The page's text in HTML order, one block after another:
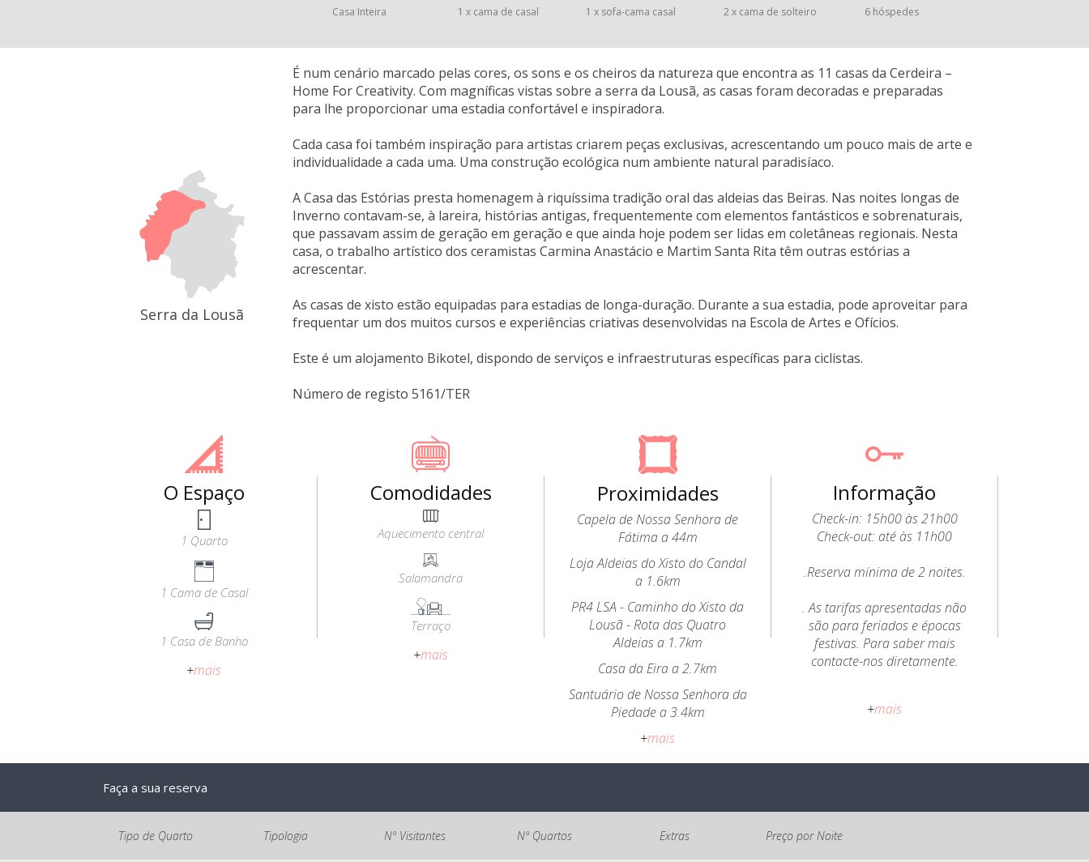
Casa Inteira 1 x cama de casal 1 x sofa-cama casal 2 x cama de solteiro 6 hóspedes
Serra da Lousã
É num cenário marcado pelas cores, os sons e os cheiros da natureza que encontra as 11 casas da Cerdeira –
Home For Creativity. Com magníficas vistas sobre a serra da Lousã, as casas foram decoradas e preparadas
para lhe proporcionar uma estadia confortável e inspiradora.
Cada casa foi também inspiração para artistas criarem peças exclusivas, acrescentando um pouco mais de arte e
individualidade a cada uma. Uma construção ecológica num ambiente natural paradisíaco.
A Casa das Estórias presta homenagem à riquíssima tradição oral das aldeias das Beiras. Nas noites longas de
Inverno contavam-se, à lareira, histórias antigas, frequentemente com elementos fantásticos e sobrenaturais,
que passavam assim de geração em geração e que ainda hoje podem ser lidas em coletâneas regionais. Nesta
casa, o trabalho artístico dos ceramistas Carmina Anastácio e Martim Santa Rita têm outras estórias a
acrescentar.
As casas de xisto estão equipadas para estadias de longa-duração. Durante a sua estadia, pode aproveitar para
frequentar um dos muitos cursos e experiências criativas desenvolvidas na Escola de Artes e Ofícios.
Este é um alojamento Bikotel, dispondo de serviços e infraestruturas específicas para ciclistas.
Número de registo 5161/TER
O Espaço
1 Quarto
1 Cama de Casal
1 Casa de Banho
+mais
Comodidades
Aquecimento central
Salamandra
Terraço
+mais
Proximidades
Capela de Nossa Senhora de
Fátima a 44m
Loja Aldeias do Xisto do Candal
a 1.6km
PR4 LSA - Caminho do Xisto da
Lousã - Rota das Quatro
Aldeias a 1.7km
Casa da Eira a 2.7km
Santuário de Nossa Senhora da
Piedade a 3.4km
+mais
Informação
Check-in: 15h00 às 21h00
Check-out: até às 11h00
.Reserva mínima de 2 noites.
. As tarifas apresentadas não
são para feriados e épocas
festivas. Para saber mais
contacte-nos diretamente.
permitidos (cães): é cobrada
ao alojamento.
necessário percorrer uma
+mais
Faça a sua reserva
Tipo de Quarto Tipologia Nº Visitantes Nº Quartos Extras Preço por Noite